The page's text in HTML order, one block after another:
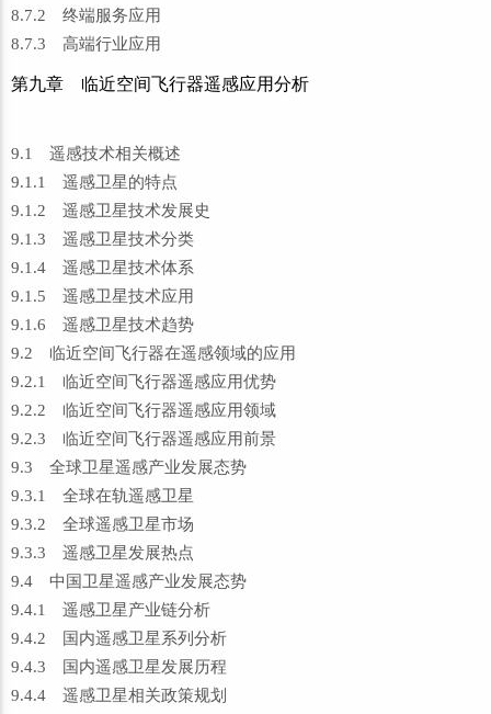
8.7.2 终端服务应用
8.7.3 高端行业应用
第九章 临近空间飞行器遥感应用分析
9.1 遥感技术相关概述
9.1.1 遥感卫星的特点
9.1.2 遥感卫星技术发展史
9.1.3 遥感卫星技术分类
9.1.4 遥感卫星技术体系
9.1.5 遥感卫星技术应用
9.1.6 遥感卫星技术趋势
9.2 临近空间飞行器在遥感领域的应用
9.2.1 临近空间飞行器遥感应用优势
9.2.2 临近空间飞行器遥感应用领域
9.2.3 临近空间飞行器遥感应用前景
9.3 全球卫星遥感产业发展态势
9.3.1 全球在轨遥感卫星
9.3.2 全球遥感卫星市场
9.3.3 遥感卫星发展热点
9.4 中国卫星遥感产业发展态势
9.4.1 遥感卫星产业链分析
9.4.2 国内遥感卫星系列分析
9.4.3 国内遥感卫星发展历程
9.4.4 遥感卫星相关政策规划